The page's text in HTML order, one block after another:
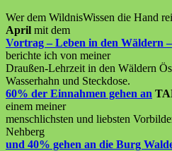
Wer dem WildnisWissen die Hand
April mit dem
Vortrag – Leben in den Wäldern –
berichte ich von meiner
Draußen-Lehrzeit in den Wäldern
Wasserhahn und Steckdose.
60% der Einnahmen gehen an
einem meiner
menschlichsten und liebsten
Nehberg
und 40% gehen an die Burg